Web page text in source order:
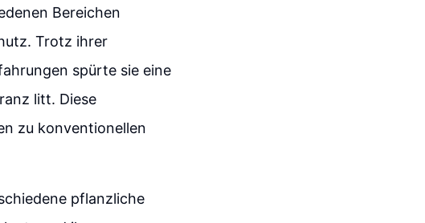
Bereichen
Trotz ihrer
spürte sie eine
litt. Diese
zu konventionellen
pflanzliche